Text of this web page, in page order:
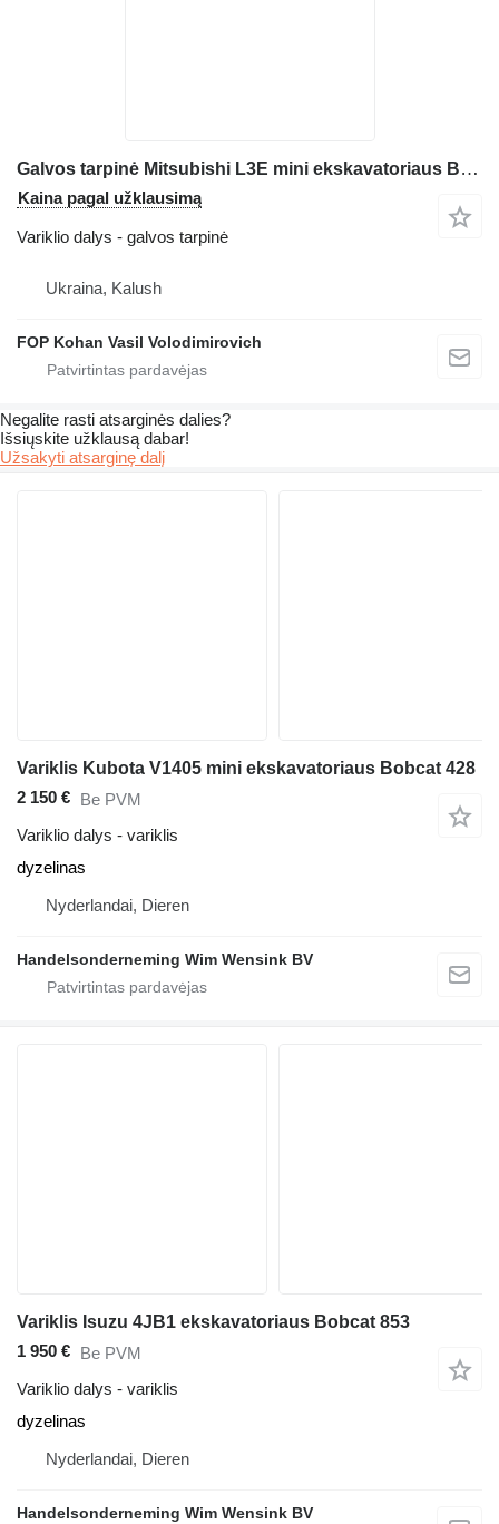
Galvos tarpinė Mitsubishi L3E mini ekskavatoriaus Bobcat 220
Kaina pagal užklausimą
Variklio dalys - galvos tarpinė
Ukraina, Kalush
FOP Kohan Vasil Volodimirovich
Negalite rasti atsarginės dalies?
Išsiųskite užklausą dabar!
Užsakyti atsarginę dalį
Variklis Kubota V1405 mini ekskavatoriaus Bobcat 428
2 150 € Be PVM
Variklio dalys - variklis
dyzelinas
Nyderlandai, Dieren
Handelsonderneming Wim Wensink BV
Variklis Isuzu 4JB1 ekskavatoriaus Bobcat 853
1 950 € Be PVM
Variklio dalys - variklis
dyzelinas
Nyderlandai, Dieren
Handelsonderneming Wim Wensink BV